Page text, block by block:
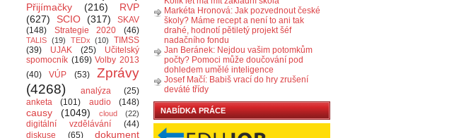
Přijímačky (216)
RVP
(627)
SCIO (317)
SKAV
(148)
Strategie 2020 (46)
TALIS (19) TEDx (10)
TIMSS
(39)
UJAK (25)
Učitelský
spomocník (169) Volby 2013
(40)
VÚP (53)
Zprávy
(4268)
analýza
(25)
anketa
(101) audio (148)
causy (1049) cloud (22)
digitální vzdělávání
(44)
diskuse
(65)
dokument
Markéta Hronová: Jak pozvednout české
školy? Máme recept a není to ani tak
drahé, hodnotí pětiletý projekt šéf
nadačního fondu
Jan Beránek: Nejdou vašim potomkům
počty? Pomoci může doučování pod
dohledem umělé inteligence
Josef Mačí: Babiš vrací do hry zrušení
deváté třídy
NABÍDKA PRÁCE